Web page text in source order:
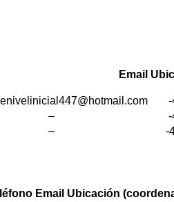
Email
-
–
-
– -
Email Ubicación